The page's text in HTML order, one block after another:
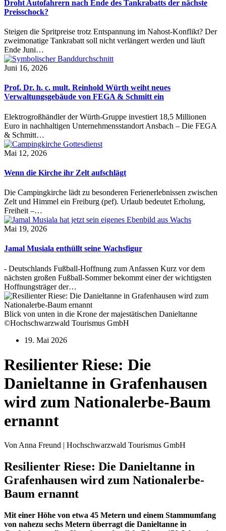
Droht Autofahrern nach Ende des Tankrabatts der nächste
Preisschock?
Steigen die Spritpreise trotz Entspannung im Nahost-Konflikt? Der
zweimonatige Tankrabatt soll nicht verlängert werden und läuft
Ende Juni…
Juni 16, 2026
Prof. Dr. h. c. mult. Reinhold Würth weiht neues
Verwaltungsgebäude von FEGA & Schmitt ein
Elektrogroßhändler der Würth-Gruppe investiert 18,5 Millionen
Euro in nachhaltigen Unternehmensstandort Ansbach – Die FEGA
& Schmitt…
Mai 12, 2026
Wenn die Kirche ihr Zelt aufschlägt
Die Campingkirche lädt zu besonderen Ferienerlebnissen zwischen
Zelt und Himmel ein Freiburg (pef). Urlaub bedeutet Erholung,
Freiheit –…
Mai 19, 2026
Jamal Musiala enthüllt seine Wachsfigur
- Deutschlands Fußball-Hoffnung zum Anfassen Kurz vor dem
nächsten großen Fußball-Sommer bekommt einer der wichtigsten
Hoffnungsträger der…
Blick von unten in die Krone der majestätischen Danieltanne
©Hochschwarzwald Tourismus GmbH
19. Mai 2026
Resilienter Riese: Die
Danieltanne in Grafenhausen
wird zum Nationalerbe-Baum
ernannt
Von Anna Freund | Hochschwarzwald Tourismus GmbH
Resilienter Riese: Die Danieltanne in
Grafenhausen wird zum Nationalerbe-
Baum ernannt
Mit einer Höhe von etwa 45 Metern und einem Stammumfang
von nahezu sechs Metern überragt die Danieltanne in